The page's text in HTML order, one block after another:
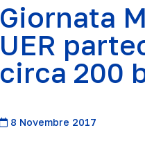
Giornata
UER
circa 200
8 Novembre 2017